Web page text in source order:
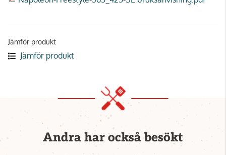
Jämför produkt
Jämför produkt
Andra har också besökt